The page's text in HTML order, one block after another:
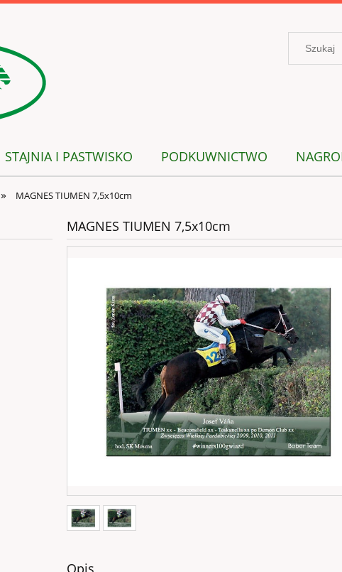
STAJNIA I PASTWISKO PODKUWNICTWO
» MAGNES TIUMEN 7,5x10cm
MAGNES TIUMEN 7,5x10cm